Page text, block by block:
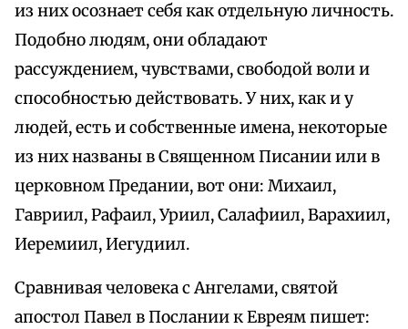
из них осознает себя как отдельную личность.
Подобно людям, они обладают
рассуждением, чувствами, свободой воли и
способностью действовать. У них, как и у
людей, есть и собственные имена, некоторые
из них названы в Священном Писании или в
церковном Предании, вот они: Михаил,
Гавриил, Рафаил, Уриил, Салафиил, Варахиил,
Иеремиил, Иегудиил.
Сравнивая человека с Ангелами, святой
апостол Павел в Послании к Евреям пишет: